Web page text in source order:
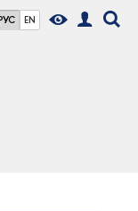
EN